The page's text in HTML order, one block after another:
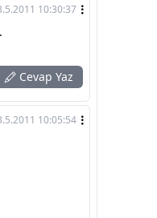
10:30:37
Cevap Yaz
10:05:54